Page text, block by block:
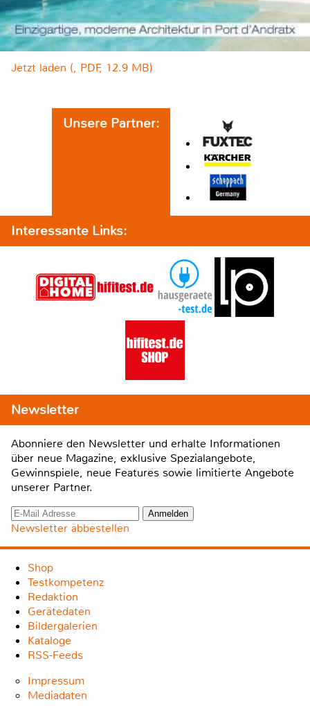
Jetzt laden (, PDF, 12.9 MB)
Unsere Partner:
Interessante Links:
Newsletter
Abonniere den Newsletter und erhalte Informationen
über neue Magazine, exklusive Spezialangebote,
Gewinnspiele, neue Features sowie limitierte Angebote
unserer Partner.
Newsletter abbestellen
Shop
Testkompetenz
Redaktion
Gerätedaten
Bildergalerien
Kataloge
RSS-Feeds
Impressum
Mediadaten